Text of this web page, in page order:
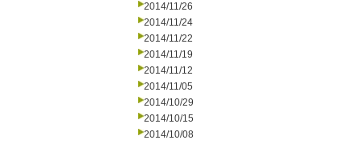
2014/11/26
2014/11/24
2014/11/22
2014/11/19
2014/11/12
2014/11/05
2014/10/29
2014/10/15
2014/10/08